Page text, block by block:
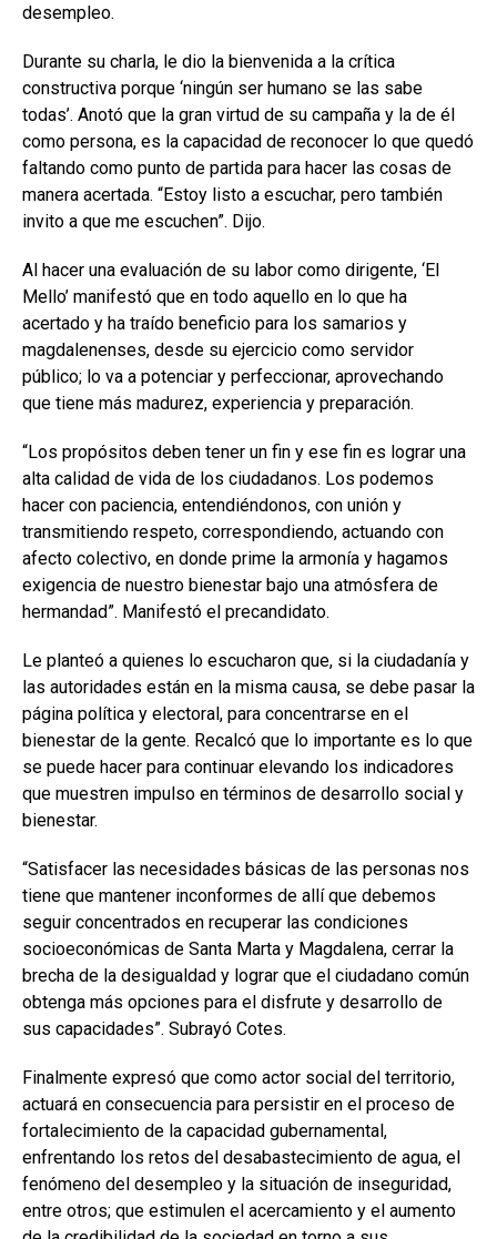
desempleo.
Durante su charla, le dio la bienvenida a la crítica
constructiva porque ‘ningún ser humano se las sabe
todas’. Anotó que la gran virtud de su campaña y la de él
como persona, es la capacidad de reconocer lo que quedó
faltando como punto de partida para hacer las cosas de
manera acertada. “Estoy listo a escuchar, pero también
invito a que me escuchen”. Dijo.
Al hacer una evaluación de su labor como dirigente, ‘El
Mello’ manifestó que en todo aquello en lo que ha
acertado y ha traído beneficio para los samarios y
magdalenenses, desde su ejercicio como servidor
público; lo va a potenciar y perfeccionar, aprovechando
que tiene más madurez, experiencia y preparación.
“Los propósitos deben tener un fin y ese fin es lograr una
alta calidad de vida de los ciudadanos. Los podemos
hacer con paciencia, entendiéndonos, con unión y
transmitiendo respeto, correspondiendo, actuando con
afecto colectivo, en donde prime la armonía y hagamos
exigencia de nuestro bienestar bajo una atmósfera de
hermandad”. Manifestó el precandidato.
Le planteó a quienes lo escucharon que, si la ciudadanía y
las autoridades están en la misma causa, se debe pasar la
página política y electoral, para concentrarse en el
bienestar de la gente. Recalcó que lo importante es lo que
se puede hacer para continuar elevando los indicadores
que muestren impulso en términos de desarrollo social y
bienestar.
“Satisfacer las necesidades básicas de las personas nos
tiene que mantener inconformes de allí que debemos
seguir concentrados en recuperar las condiciones
socioeconómicas de Santa Marta y Magdalena, cerrar la
brecha de la desigualdad y lograr que el ciudadano común
obtenga más opciones para el disfrute y desarrollo de
sus capacidades”. Subrayó Cotes.
Finalmente expresó que como actor social del territorio,
actuará en consecuencia para persistir en el proceso de
fortalecimiento de la capacidad gubernamental,
enfrentando los retos del desabastecimiento de agua, el
fenómeno del desempleo y la situación de inseguridad,
entre otros; que estimulen el acercamiento y el aumento